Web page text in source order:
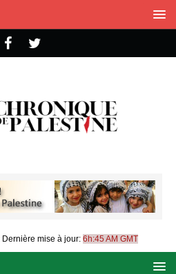
Dernière mise à jour: 6h:45 AM GMT